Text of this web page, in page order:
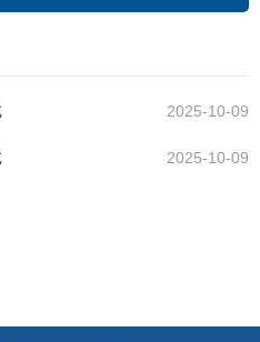
2025-10-09
2025-10-09